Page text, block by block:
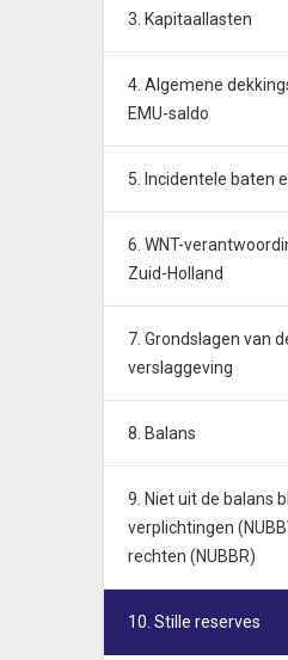
3. Kapitaallasten
4. Algemene
EMU-saldo
5. Incidentele baten
6. WNT-
Zuid-Holland
7. Grondslagen van
verslaggeving
8. Balans
9. Niet uit de balans
verplichtingen
rechten (NUBBR)
10. Stille reserves